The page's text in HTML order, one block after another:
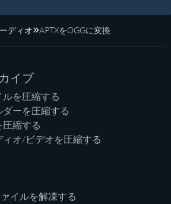
ディオ APTXをOGGに変換
イブ
ルを圧縮する
ダーを圧縮する
縮する
ィオ/ビデオを圧縮する
イルを解凍する